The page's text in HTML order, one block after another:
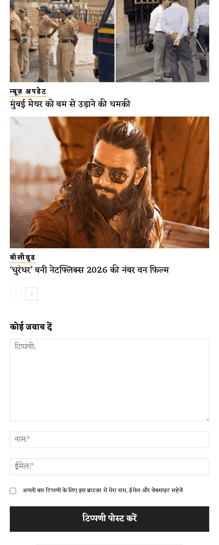
न्यूज़ अपडेट
मुंबई मेयर को बम से उड़ाने की धमकी
बॉलीवुड
‘धुरंधर’ बनी नेटफ्लिक्स 2026 की नंबर वन फिल्म
कोई जवाब दें
अगली बार टिप्पणी के लिए इस ब्राउज़र में मेरा नाम, ईमेल और वेबसाइट सहेजें